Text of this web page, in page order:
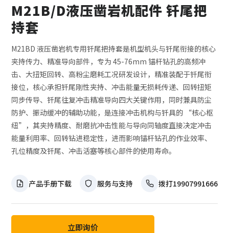
M21B/D液压凿岩机配件 钎尾把
持套
M21BD 液压凿岩机专用钎尾把持套是机型机头与钎尾衔接的核心
夹持传力、精准导向部件，专为 45-76mm 锚杆钻孔的高频冲
击、大扭矩回转、高粉尘磨耗工况研发设计，精准装配于钎尾衔
接位，核心承担钎尾刚性夹持、冲击能量无损耗传递、回转扭矩
同步传导、钎尾往复冲击精准导向四大关键作用，同时兼具防尘
防护、振动缓冲的辅助功能，是连接冲击机构与钎具的 “核心枢
纽”，其夹持精度、耐磨抗冲击性能与导向同轴度直接决定冲击
能量利用率、回转钻进稳定性，进而影响锚杆钻孔的作业效率、
孔位精度及钎尾、冲击活塞等核心部件的使用寿命。
产品手册下载 服务与支持 拨打19907991666
立即询价